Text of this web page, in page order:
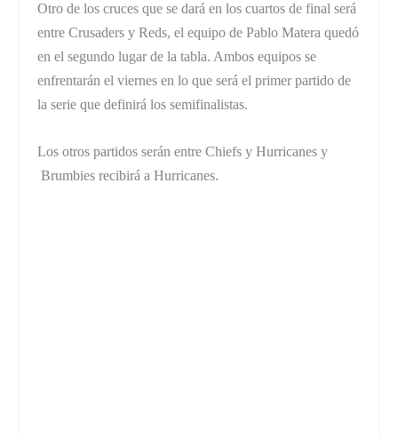
Otro de los cruces que se dará en los cuartos de final será
entre Crusaders y Reds, el equipo de Pablo Matera quedó
en el segundo lugar de la tabla. Ambos equipos se
enfrentarán el viernes en lo que será el primer partido de
la serie que definirá los semifinalistas.
Los otros partidos serán entre Chiefs y Hurricanes y
Brumbies recibirá a Hurricanes.